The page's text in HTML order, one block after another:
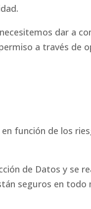
dar a
a través de
función de los
de Datos y se
seguros en todo